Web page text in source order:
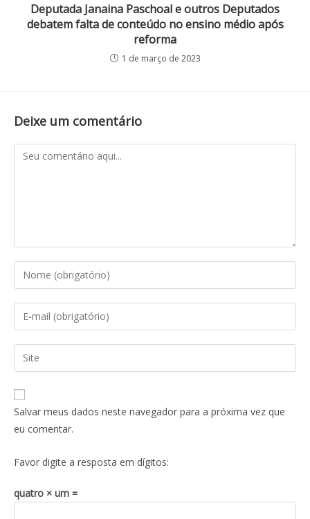
Deputada Janaina Paschoal e outros Deputados
debatem falta de conteúdo no ensino médio após
reforma
1 de março de 2023
Deixe um comentário
Salvar meus dados neste navegador para a próxima vez que
eu comentar.
Favor digite a resposta em dígitos:
quatro × um =